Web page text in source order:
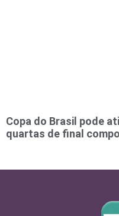
Copa do Brasil pode
quartas de final